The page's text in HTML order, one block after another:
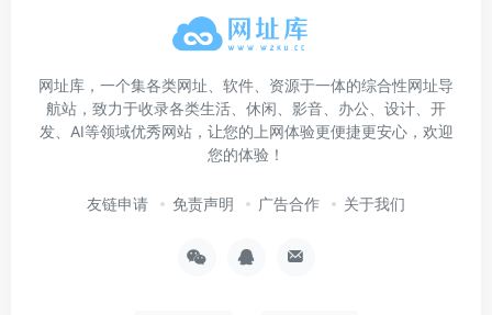
网址库，一个集各类网址、软件、资源于一体的综合性网址导
航站，致力于收录各类生活、休闲、影音、办公、设计、开
发、AI等领域优秀网站，让您的上网体验更便捷更安心，欢迎
您的体验！
友链申请 免责声明 广告合作 关于我们